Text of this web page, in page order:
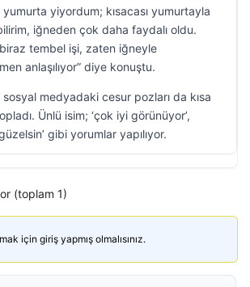
yiyordum; kısacası yumurtayla
iğneden çok daha faydalı oldu.
tembel işi, zaten iğneyle
anlaşılıyor” diye konuştu.
sosyal medyadaki cesur pozları da kısa
Ünlü isim; ‘çok iyi görünüyor’,
güzelsin’ gibi yorumlar yapılıyor.
(toplam 1)
için giriş yapmış olmalısınız.